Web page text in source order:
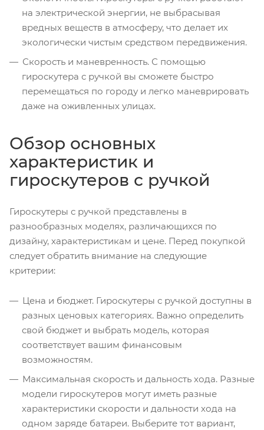
на электрической энергии, не выбрасывая
вредных веществ в атмосферу, что делает их
экологически чистым средством передвижения.
Скорость и маневренность. С помощью
гироскутера с ручкой вы сможете быстро
перемещаться по городу и легко маневрировать
даже на оживленных улицах.
Обзор основных
характеристик и
гироскутеров с ручкой
Гироскутеры с ручкой представлены в
разнообразных моделях, различающихся по
дизайну, характеристикам и цене. Перед покупкой
следует обратить внимание на следующие
критерии:
Цена и бюджет. Гироскутеры с ручкой доступны в
разных ценовых категориях. Важно определить
свой бюджет и выбрать модель, которая
соответствует вашим финансовым
возможностям.
Максимальная скорость и дальность хода. Разные
модели гироскутеров могут иметь разные
характеристики скорости и дальности хода на
одном заряде батареи. Выберите тот вариант,